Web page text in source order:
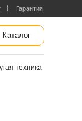
Каталог
Гарантия
техника